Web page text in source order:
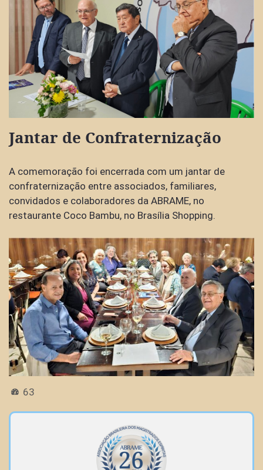
Jantar de Confraternização
A comemoração foi encerrada com um jantar de
confraternização entre associados, familiares,
convidados e colaboradores da ABRAME, no
restaurante Coco Bambu, no Brasília Shopping.
63